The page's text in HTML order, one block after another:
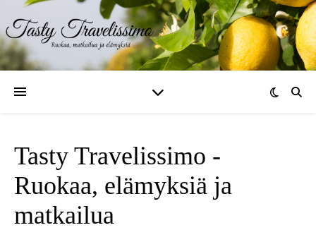
Tasty Travelissimo -
Ruokaa, elämyksiä ja
matkailua